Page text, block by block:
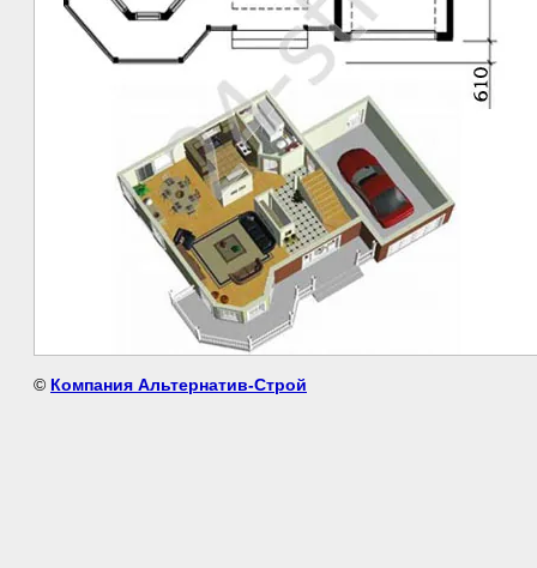
© Компания Альтернатив-Строй